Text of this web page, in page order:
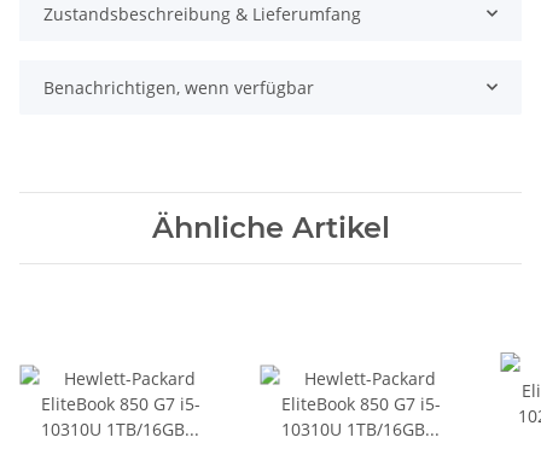
Zustandsbeschreibung & Lieferumfang
Benachrichtigen, wenn verfügbar
Ähnliche Artikel